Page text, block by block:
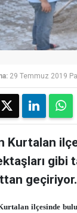
29 Temmuz 2019
Kurtalan
gibi
ilçesinde